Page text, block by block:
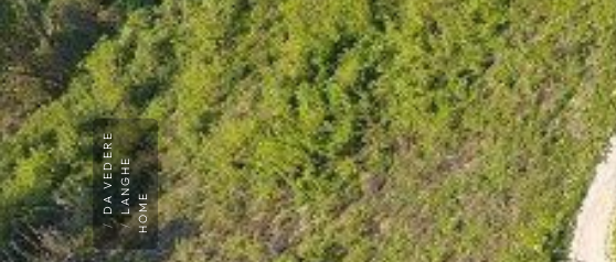
HOME
LANGHE
DA VEDERE